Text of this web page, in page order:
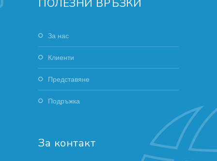
ПОЛЕЗНИ ВРЪЗКИ
За нас
Клиенти
Представяне
Подръжка
За контакт